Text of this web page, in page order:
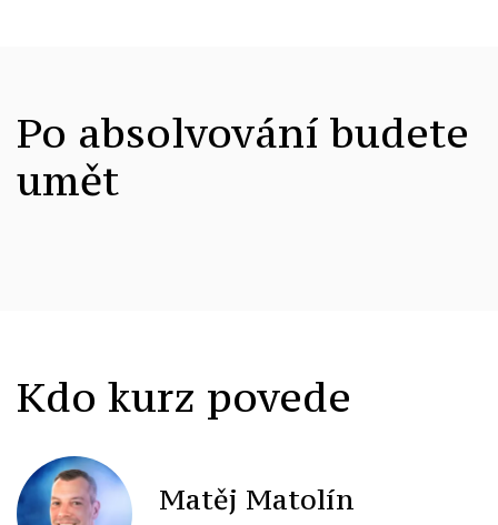
Po absolvování budete
umět
Kdo kurz povede
Matěj Matolín